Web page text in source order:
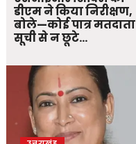
डीएम ने किया निरीक्षण,
बोले—कोई पात्र मतदाता
सूची से न छूटे…